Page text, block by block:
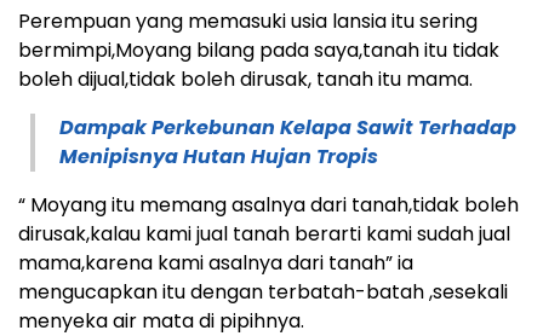
Perempuan yang memasuki usia lansia itu sering
bermimpi,Moyang bilang pada saya,tanah itu tidak
boleh dijual,tidak boleh dirusak, tanah itu mama.
Dampak Perkebunan Kelapa Sawit Terhadap
Menipisnya Hutan Hujan Tropis
“ Moyang itu memang asalnya dari tanah,tidak boleh
dirusak,kalau kami jual tanah berarti kami sudah jual
mama,karena kami asalnya dari tanah” ia
mengucapkan itu dengan terbatah-batah ,sesekali
menyeka air mata di pipihnya.